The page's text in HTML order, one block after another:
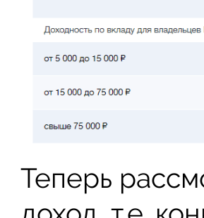
Теперь